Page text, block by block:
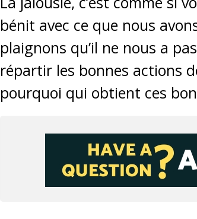
bénit avec ce que nous
plaignons qu’il ne nous a
répartir les bonnes actions
pourquoi qui obtient ces